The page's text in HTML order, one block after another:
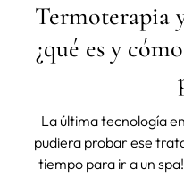
Termoterapia
¿qué es y
La última tecnología
pudiera probar ese
tiempo para ir a un